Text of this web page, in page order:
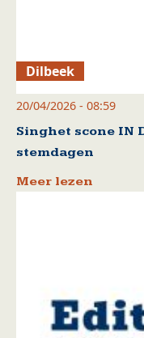
Dilbeek
20/04/2026 - 08:59
Singhet scone IN
stemdagen
Meer lezen